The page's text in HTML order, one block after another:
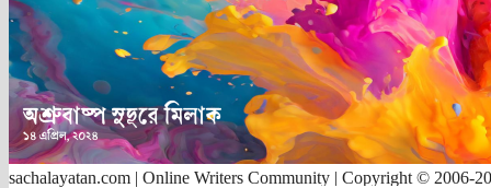
sachalayatan.com | Online Writers Community | Copyright © 2006-